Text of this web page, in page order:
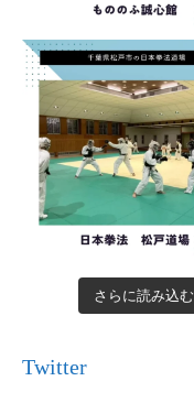
さらに読み込む
Twitter